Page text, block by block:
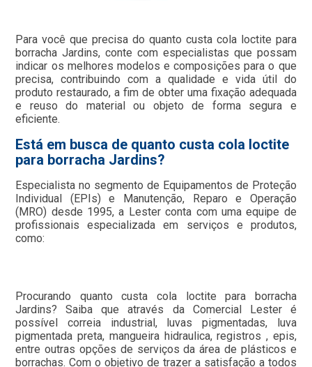
Para você que precisa do quanto custa cola loctite para
borracha Jardins, conte com especialistas que possam
indicar os melhores modelos e composições para o que
precisa, contribuindo com a qualidade e vida útil do
produto restaurado, a fim de obter uma fixação adequada
e reuso do material ou objeto de forma segura e
eficiente.
Está em busca de quanto custa cola loctite
para borracha Jardins?
Especialista no segmento de Equipamentos de Proteção
Individual (EPIs) e Manutenção, Reparo e Operação
(MRO) desde 1995, a Lester conta com uma equipe de
profissionais especializada em serviços e produtos,
como:
Procurando quanto custa cola loctite para borracha
Jardins? Saiba que através da Comercial Lester é
possível correia industrial, luvas pigmentadas, luva
pigmentada preta, mangueira hidraulica, registros , epis,
entre outras opções de serviços da área de plásticos e
borrachas. Com o objetivo de trazer a satisfação a todos